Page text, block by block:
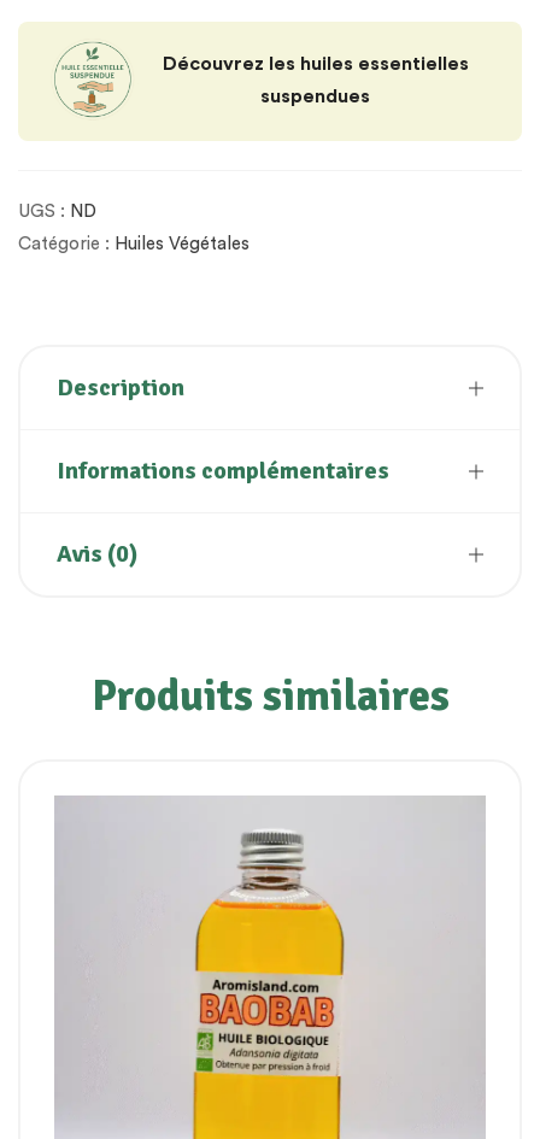
Découvrez les huiles essentielles
suspendues
UGS : ND
Catégorie : Huiles Végétales
Description
Informations complémentaires
Avis (0)
Produits similaires